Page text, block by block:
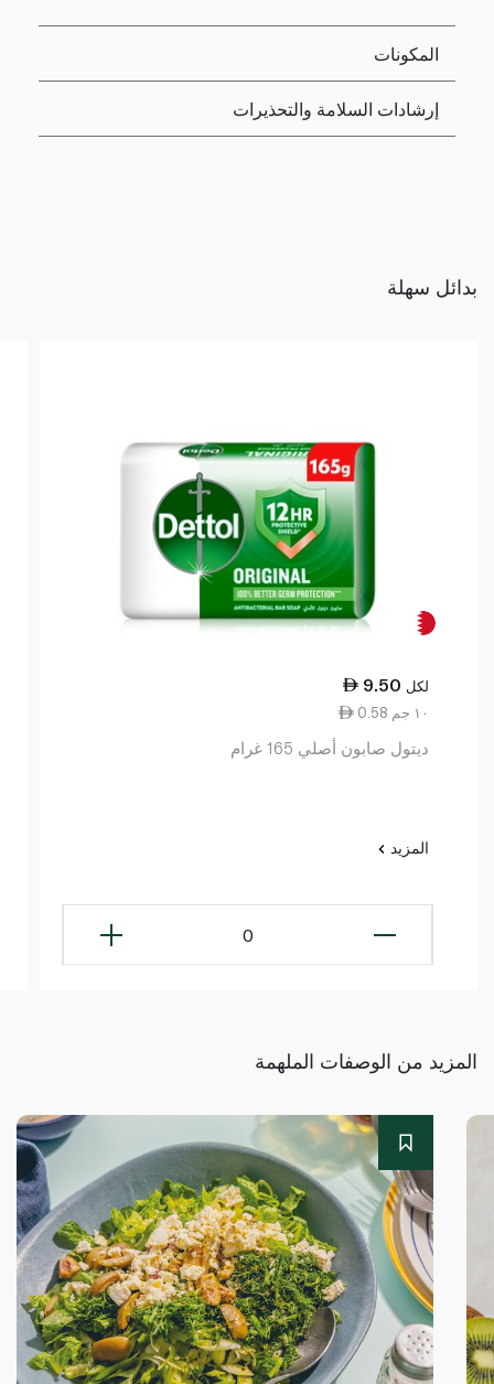
المكونات
إرشادات السلامة والتحذيرات
بدائل سهلة
9.50 لكل
0.58 ١٠ جم
ديتول صابون أصلي 165 غرام
المزيد
0
المزيد من الوصفات الملهمة